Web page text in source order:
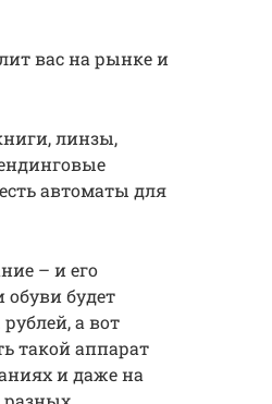
вас на рынке и
линзы,
автоматы для
– и его
будет
а вот
такой аппарат
и даже на